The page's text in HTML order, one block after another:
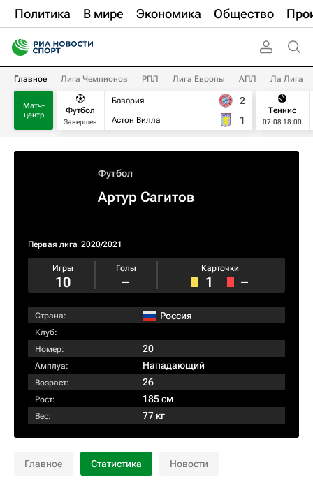
Политика В мире Экономика Общество
Главное Лига Чемпионов РПЛ Лига Европы АПЛ Ла Лига
Матч-
центр
Футбол
Завершен
Бавария
Астон Вилла
2
1
Теннис
07.08 18:00
Футбол
Артур Сагитов
Первая лига 2020/2021
Игры
10
Голы
–
Карточки
1 –
Страна: Россия
Клуб:
Номер:
20
Амплуа: Нападающий
Возраст: 26
Рост: 185 см
Вес: 77 кг
Главное Статистика Новости